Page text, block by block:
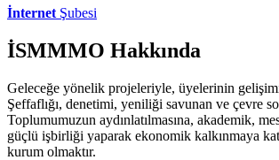
İnternet Şubesi
İSMMMO Hakkında
Geleceğe yönelik projeleriyle, üyelerinin
Şeffaflığı, denetimi, yeniliği savunan ve çevre
Toplumumuzun aydınlatılmasına, akademik,
güçlü işbirliği yaparak ekonomik kalkınmaya
kurum olmaktır.